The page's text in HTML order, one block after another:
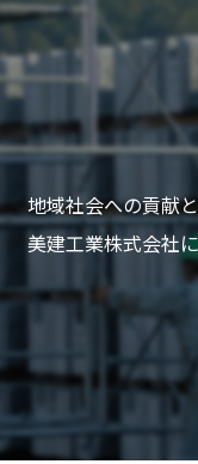
地域社会への貢献
美建工業株式会社